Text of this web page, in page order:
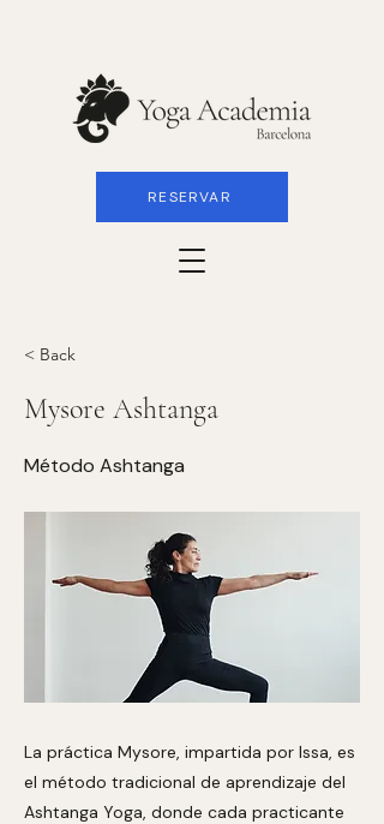
RESERVAR
< Back
Mysore Ashtanga
Método Ashtanga
La práctica Mysore, impartida por Issa, es
el método tradicional de aprendizaje del
Ashtanga Yoga, donde cada practicante